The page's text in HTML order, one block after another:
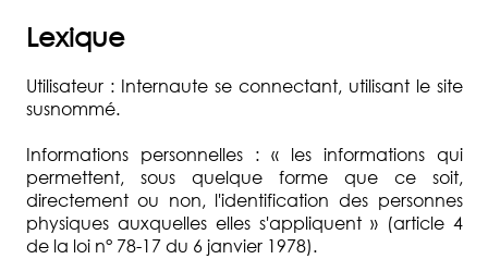
Lexique
Utilisateur : Internaute se connectant, utilisant le site
susnommé.
Informations personnelles : « les informations qui
permettent, sous quelque forme que ce soit,
directement ou non, l'identification des personnes
physiques auxquelles elles s'appliquent » (article 4
de la loi n° 78-17 du 6 janvier 1978).